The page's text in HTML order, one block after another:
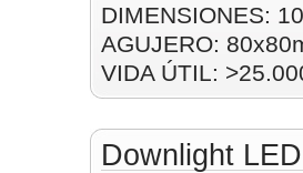
DIMENSIONES:
AGUJERO:
VIDA ÚTIL:
Downlight